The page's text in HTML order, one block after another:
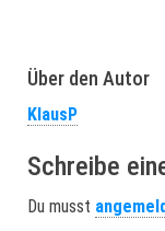
Über den Autor
KlausP
Schreibe
Du musst